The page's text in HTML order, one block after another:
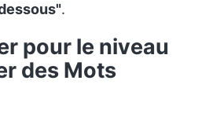
.
pour le niveau
des Mots